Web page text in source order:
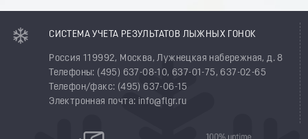
СИСТЕМА УЧЕТА РЕЗУЛЬТАТОВ ЛЫЖНЫХ ГОНОК
Россия 119992, Москва, Лужнецкая набережная, д. 8
Телефоны: (495) 637-08-10, 637-01-75, 637-02-65
Телефон/факс: (495) 637-06-15
Электронная почта: info@flgr.ru